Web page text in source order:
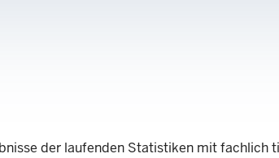
der laufenden Statistiken mit fachlich